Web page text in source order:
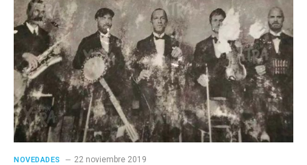
NOVEDADES 22 noviembre 2019